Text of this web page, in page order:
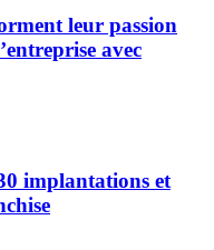
leur passion
avec
implantations et